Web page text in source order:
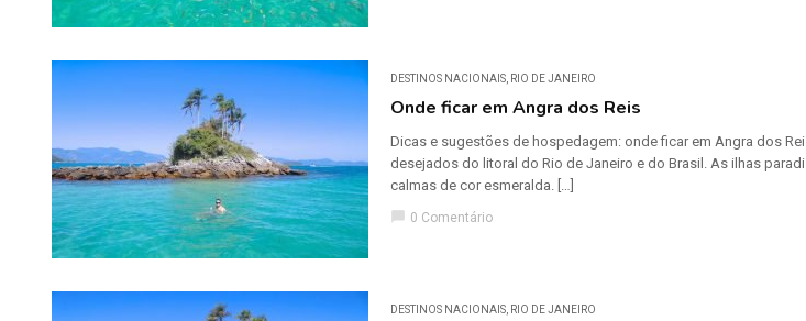
DESTINOS NACIONAIS RIO DE JANEIRO
Onde ficar em Angra dos Reis
Dicas e sugestões de hospedagem: onde ficar em Angra dos
desejados do litoral do Rio de Janeiro e do Brasil. As ilhas
calmas de cor esmeralda. […]
chat_bubble 0 Comentário
DESTINOS NACIONAIS RIO DE JANEIRO